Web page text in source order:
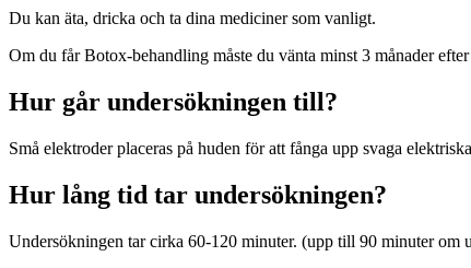
Du kan äta, dricka och ta dina mediciner som vanligt.
Om du får Botox-behandling måste du vänta minst 3 månader
Hur går undersökningen till?
Små elektroder placeras på huden för att fånga upp svaga
Hur lång tid tar undersökningen?
Undersökningen tar cirka 60-120 minuter. (upp till 90 minuter om